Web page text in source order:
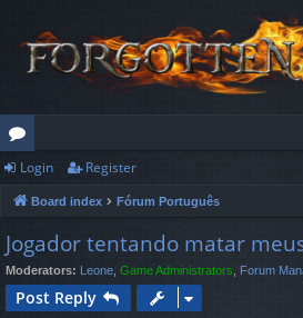
or
u
m
s
Login Register
Board index Fórum Português
Jogador tentando matar meus
Moderators: Leone Game Administrators Forum
Post Reply